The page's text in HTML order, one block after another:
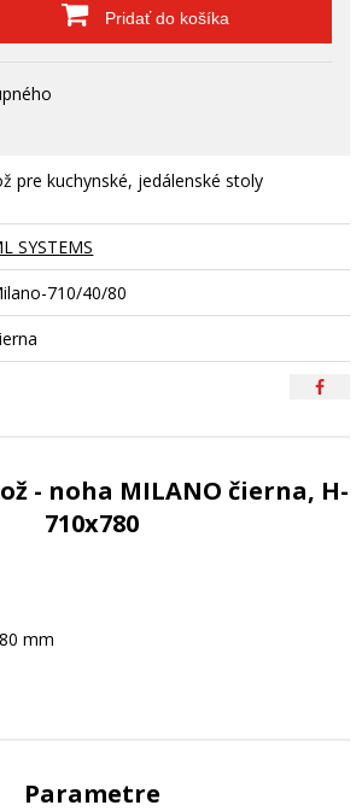
Pridať do košíka
pre kuchynské, jedálenské stoly
SYSTEMS
710/40/80
- noha MILANO čierna, H-
710x780
mm
Parametre